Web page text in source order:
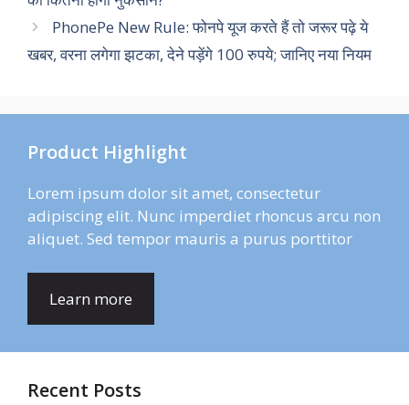
PhonePe New Rule: फोनपे यूज करते हैं तो जरूर पढ़े ये
खबर, वरना लगेगा झटका, देने पड़ेंगे 100 रुपये; जानिए नया नियम
Product Highlight
Lorem ipsum dolor sit amet, consectetur
adipiscing elit. Nunc imperdiet rhoncus arcu non
aliquet. Sed tempor mauris a purus porttitor
Learn more
Recent Posts